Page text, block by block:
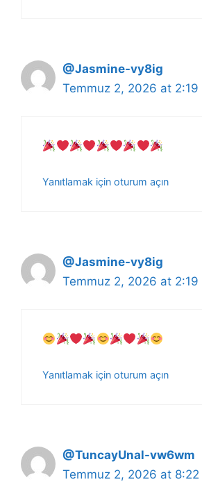
@Jasmine-vy8ig
Temmuz 2, 2026 at 2:19
Yanıtlamak için oturum açın
@Jasmine-vy8ig
Temmuz 2, 2026 at 2:19
Yanıtlamak için oturum açın
@TuncayUnal-vw6wm
Temmuz 2, 2026 at 8:22